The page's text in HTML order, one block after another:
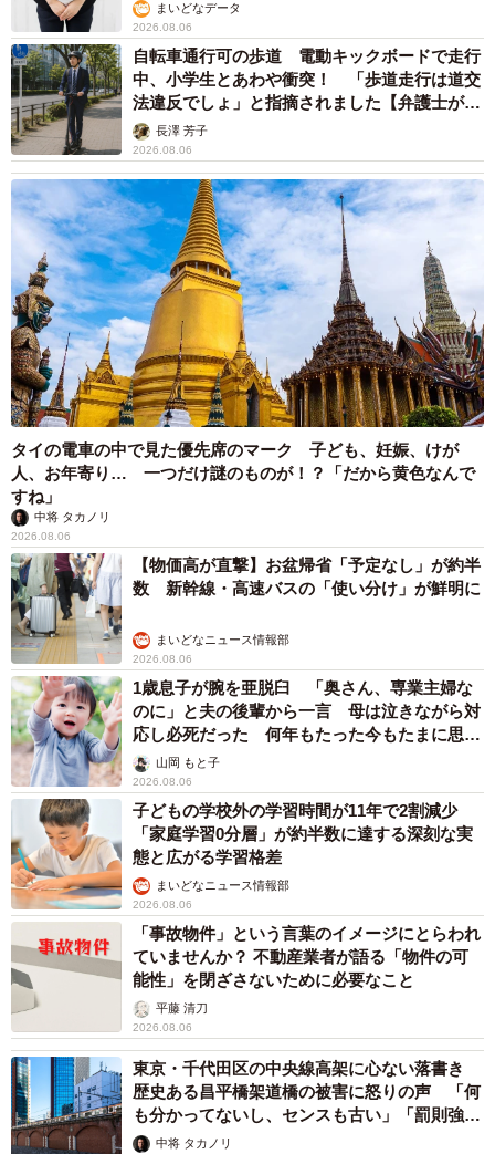
まいどなデータ
2026.08.06
自転車通行可の歩道 電動キックボードで走行
中、小学生とあわや衝突！ 「歩道走行は道交
法違反でしょ」と指摘されました【弁護士が解
説】長澤 芳子
2026.08.06
タイの電車の中で見た優先席のマーク 子ども、妊娠、けが
人、お年寄り… 一つだけ謎のものが！？「だから黄色なんで
すね」
中将 タカノリ
2026.08.06
【物価高が直撃】お盆帰省「予定なし」が約半
数 新幹線・高速バスの「使い分け」が鮮明に
まいどなニュース情報部
2026.08.06
1歳息子が腕を亜脱臼 「奥さん、専業主婦な
のに」と夫の後輩から一言 母は泣きながら対
応し必死だった 何年もたった今もたまに思い
出し…山岡 もと子
2026.08.06
子どもの学校外の学習時間が11年で2割減少
「家庭学習0分層」が約半数に達する深刻な実
態と広がる学習格差
まいどなニュース情報部
2026.08.06
「事故物件」という言葉のイメージにとらわれ
ていませんか？ 不動産業者が語る「物件の可
能性」を閉ざさないために必要なこと
平藤 清刀
2026.08.06
東京・千代田区の中央線高架に心ない落書き
歴史ある昌平橋架道橋の被害に怒りの声 「何
も分かってないし、センスも古い」「罰則強化
して」中将 タカノリ